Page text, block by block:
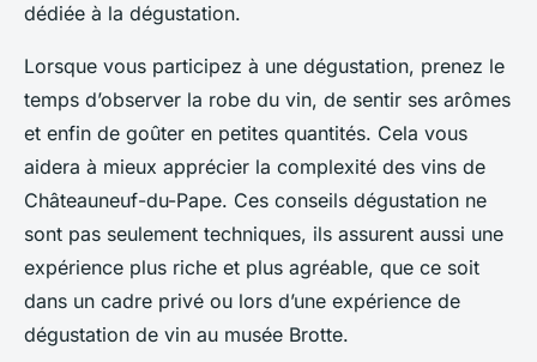
dédiée à la dégustation.
Lorsque vous participez à une dégustation, prenez le
temps d’observer la robe du vin, de sentir ses arômes
et enfin de goûter en petites quantités. Cela vous
aidera à mieux apprécier la complexité des vins de
Châteauneuf-du-Pape. Ces conseils dégustation ne
sont pas seulement techniques, ils assurent aussi une
expérience plus riche et plus agréable, que ce soit
dans un cadre privé ou lors d’une expérience de
dégustation de vin au musée Brotte.